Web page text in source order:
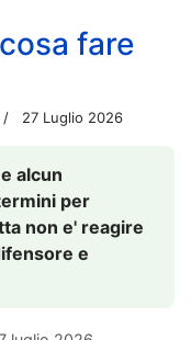
fare
27 Luglio 2026
alcun
per
non e' reagire
e